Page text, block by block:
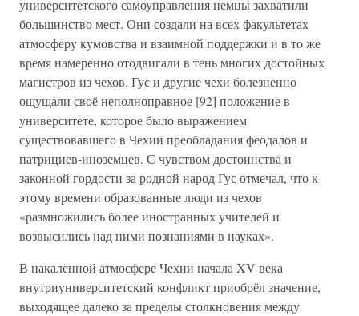
университетского самоуправления немцы захватили
большинство мест. Они создали на всех факультетах
атмосферу кумовства и взаимной поддержки и в то же
время намеренно отодвигали в тень многих достойных
магистров из чехов. Гус и другие чехи болезненно
ощущали своё неполноправное [92] положение в
университете, которое было выражением
существовавшего в Чехии преобладания феодалов и
патрициев-иноземцев. С чувством достоинства и
законной гордости за родной народ Гус отмечал, что к
этому времени образованные люди из чехов
«размножились более иностранных учителей и
возвысились над ними познаниями в науках».
В накалённой атмосфере Чехии начала XV века
внутриуниверситетский конфликт приобрёл значение,
выходящее далеко за пределы столкновения между